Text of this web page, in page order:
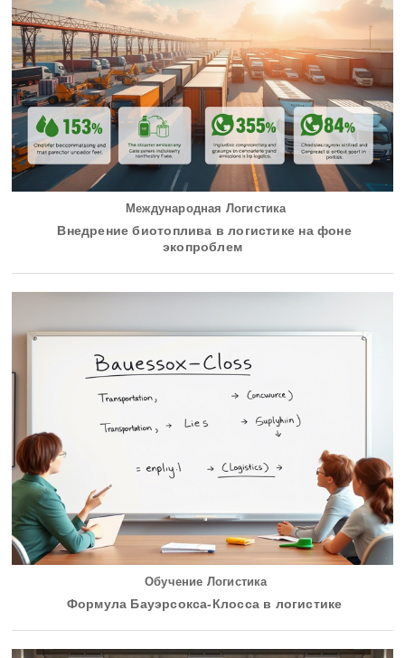
Международная Логистика
Внедрение биотоплива в логистике на фоне
экопроблем
Обучение Логистика
Формула Бауэрсокса-Клосса в логистике